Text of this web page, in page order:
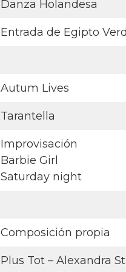
Danza Holandesa
Entrada de Egipto
Autum Lives
Tarantella
Improvisación
Barbie Girl
Saturday night
Composición propia
Plus Tot – Alexandra